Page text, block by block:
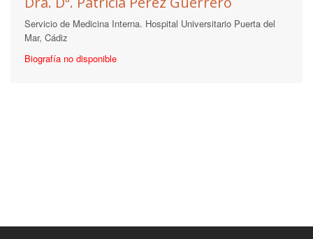
Servicio de Medicina Interna. Hospital Universitario Puerta del
Mar, Cádiz
Biografía no disponible